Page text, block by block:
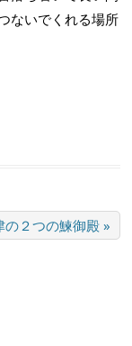
ないでくれる場所
の２つの鰊御殿 »